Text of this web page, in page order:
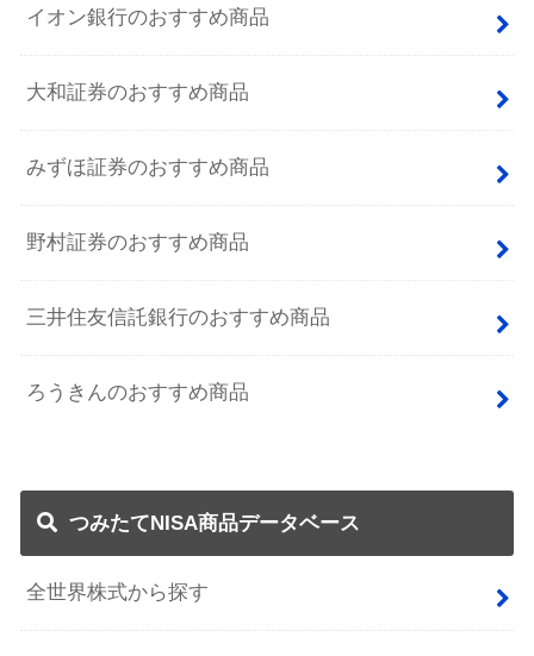
イオン銀行のおすすめ商品
大和証券のおすすめ商品
みずほ証券のおすすめ商品
野村証券のおすすめ商品
三井住友信託銀行のおすすめ商品
ろうきんのおすすめ商品
つみたてNISA商品データベース
全世界株式から探す